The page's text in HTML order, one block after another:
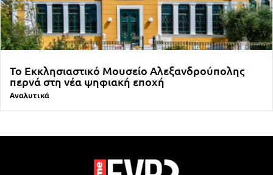
Το Εκκλησιαστικό Μουσείο Αλεξανδρούπολης
περνά στη νέα ψηφιακή εποχή
Αναλυτικά